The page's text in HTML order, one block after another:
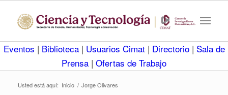
Eventos | Biblioteca | Usuarios Cimat | Directorio | Sala de
Prensa | Ofertas de Trabajo
Usted está aquí: Inicio / Jorge Olivares